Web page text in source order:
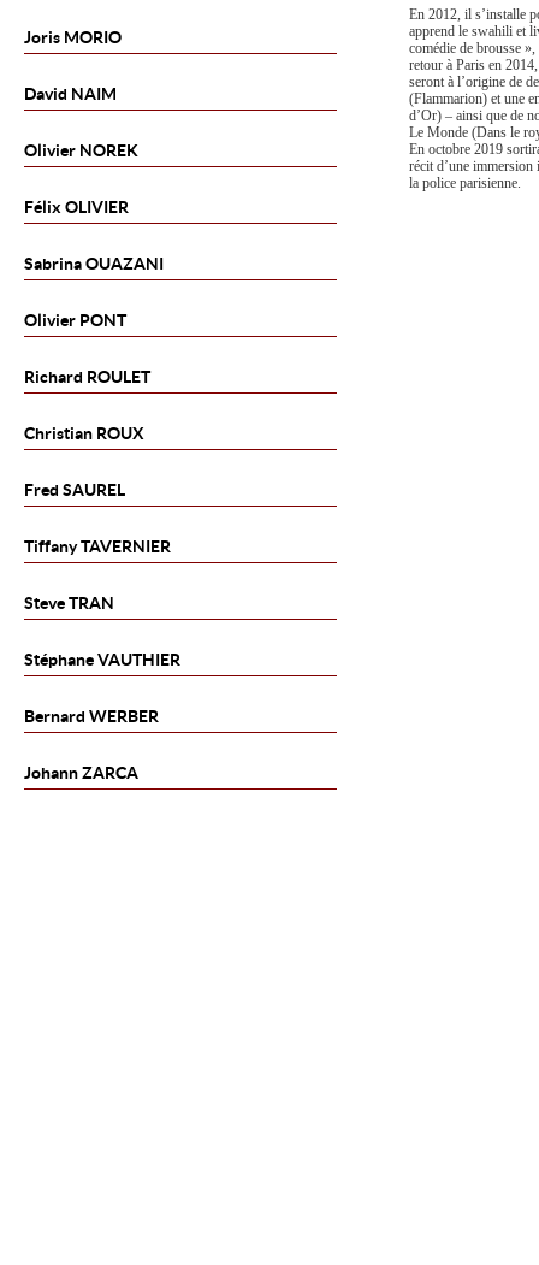
Joris MORIO
David NAIM
Olivier NOREK
Félix OLIVIER
SabrinaOUAZANI
Olivier PONT
Richard ROULET
Christian ROUX
Fred SAUREL
TiffanyTAVERNIER
SteveTRAN
StéphaneVAUTHIER
Bernard WERBER
JohannZARCA
En 2012, il s’installe
apprend le swahili et
comédie de brousse
retour à Paris en
seront à l’origine de
(Flammarion) et une
d’Or) – ainsi que de
Le Monde (Dans le
En octobre 2019
récit d’une immersion
la police parisienne.